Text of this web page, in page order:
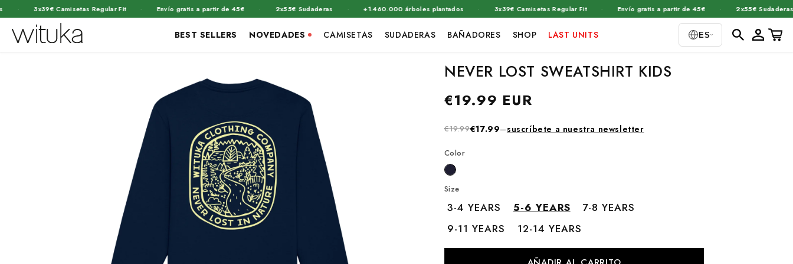
3x39€ Camisetas Regular Fit · Envío gratis a partir de 45€ · 2x55€ Sudaderas · +1.460.000 árboles plantados · 3x39€ Camisetas Regular Fit · Envío gratis a partir de 45€ · 2x55€ Sudaderas ·
BEST SELLERS NOVEDADES CAMISETAS SUDADERAS BAÑADORES SHOP LAST UNITS ES Iniciar
sesiónCarrito
NEVER LOST SWEATSHIRT KIDS
Precio
€19.99 EUR
€19.99€17.99–suscríbete a nuestra newsletter
Size
3-4 YEARS 5-6 YEARS
7-8 YEARS
9-11 YEARS
12-14 YEARS
Color